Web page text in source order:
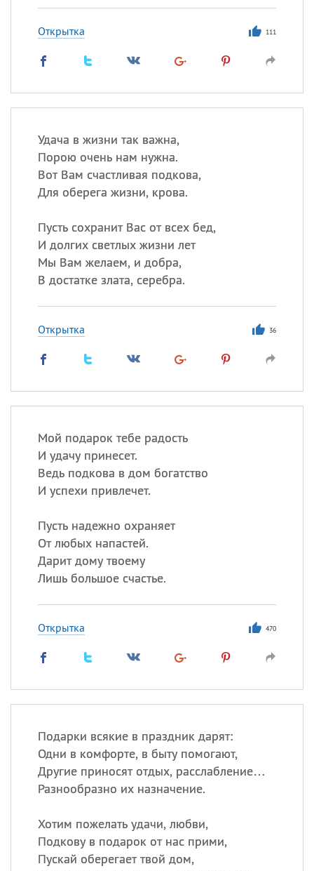
Открытка 111
Удача в жизни так важна,
Порою очень нам нужна.
Вот Вам счастливая подкова,
Для оберега жизни, крова.
Пусть сохранит Вас от всех бед,
И долгих светлых жизни лет
Мы Вам желаем, и добра,
В достатке злата, серебра.
Открытка 36
Мой подарок тебе радость
И удачу принесет.
Ведь подкова в дом богатство
И успехи привлечет.
Пусть надежно охраняет
От любых напастей.
Дарит дому твоему
Лишь большое счастье.
Открытка 470
Подарки всякие в праздник дарят:
Одни в комфорте, в быту помогают,
Другие приносят отдых, расслабление…
Разнообразно их назначение.
Хотим пожелать удачи, любви,
Подкову в подарок от нас прими,
Пускай оберегает твой дом,